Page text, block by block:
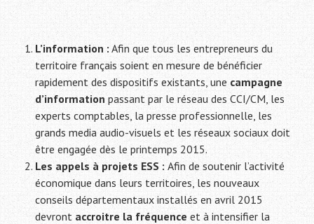
L’information : Afin que tous les entrepreneurs du
territoire français soient en mesure de bénéficier
rapidement des dispositifs existants, une campagne
d’informationpassant par le réseau des CCI/CM, les
experts comptables, la presse professionnelle, les
grands media audio-visuels et les réseaux sociaux doit
être engagée dès le printemps 2015.
Les appels à projets ESS :Afin de soutenir l’activité
économique dans leurs territoires, les nouveaux
conseils départementaux installés en avril 2015
devront accroitre la fréquence et à intensifier la